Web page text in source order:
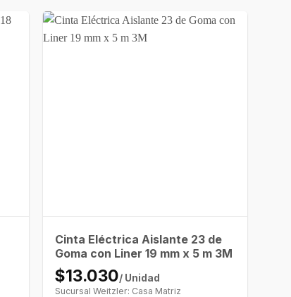
Cinta Eléctrica Aislante 23 de
Goma con Liner 19 mm x 5 m 3M
$13.030/ Unidad
Sucursal Weitzler: Casa Matriz